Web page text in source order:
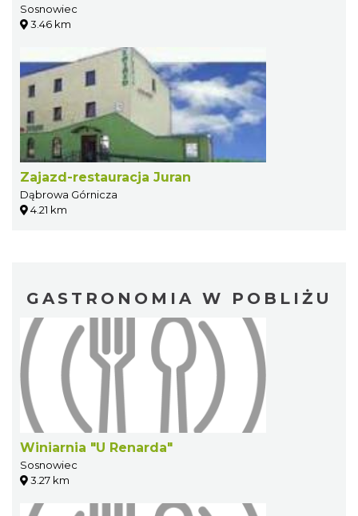
Sosnowiec
3.46 km
Zajazd-restauracja Juran
Dąbrowa Górnicza
4.21 km
GASTRONOMIA W POBLIŻU
Winiarnia "U Renarda"
Sosnowiec
3.27 km